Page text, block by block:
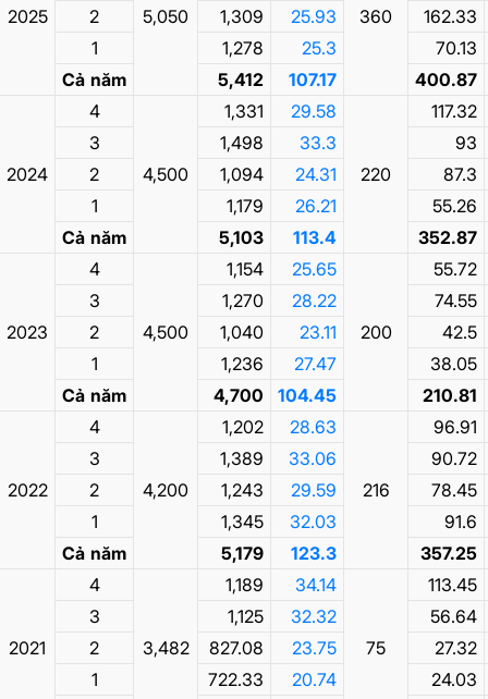
2025 5,050 360
2
1,309 25.93
162.33
1
1,278 25.3
70.13
Cả năm
5,412 107.17 400.87
2024
4
4,500
1,331 29.58
220
117.32
3
1,498 33.3
93
2
1,094 24.31
87.3
1
1,179 26.21
55.26
Cả năm
5,103 113.4 352.87
2023
4
4,500
1,154 25.65
200
55.72
3
1,270 28.22
74.55
2
1,040 23.11
42.5
1
1,236 27.47
38.05
Cả năm
4,700 104.45 210.81
2022
4
4,200
1,202 28.63
216
96.91
3
1,389 33.06
90.72
2
1,243 29.59
78.45
1
1,345 32.03
91.6
Cả năm
5,179 123.3 357.25
2021
4
3,482
1,189 34.14
75
113.45
3
1,125 32.32
56.64
2
827.08 23.75
27.32
1
722.33 20.74
24.03